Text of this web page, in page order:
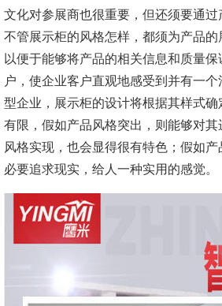
文化对参展商也很重要，但还须要通过
不管展示柜的风格怎样，都须为产品的
以便于能够将产品的相关信息和质量
户，使企业客户直观地感受到并有一
型企业，展示柜的设计将根据其样式
有限，假如产品风格突出，则能够对
风格实现，也会显得很有特色；假如
必要追求现实，给人一种实用的感觉。